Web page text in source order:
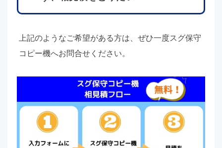
上記のようなご希望がある方は、ぜひ一度スグ保守
コピー機へお問合せください。